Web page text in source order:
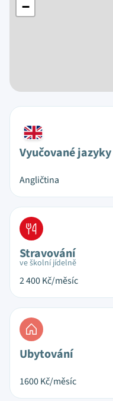
−
Vyučované jazyky
Angličtina
Stravování
ve školní jídelně
2 400Kč/měsíc
Ubytování
1600Kč/měsíc